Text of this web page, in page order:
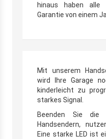
hinaus haben alle
Garantie von einem
Mit unserem
wird Ihre Garage
kinderleicht zu
starkes Signal.
Beenden Sie die
Handsendern,
Eine starke LED ist